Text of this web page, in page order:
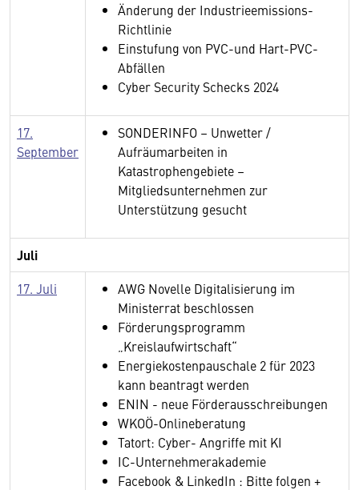
Änderung der Industrieemissions-
Richtlinie
Einstufung von PVC-und Hart-PVC-
Abfällen
Cyber Security Schecks 2024
17.
September
SONDERINFO – Unwetter /
Aufräumarbeiten in
Katastrophengebiete –
Mitgliedsunternehmen zur
Unterstützung gesucht
Juli
17. Juli
AWG Novelle Digitalisierung im
Ministerrat beschlossen
Förderungsprogramm
„Kreislaufwirtschaft“
Energiekostenpauschale 2 für 2023
kann beantragt werden
ENIN - neue Förderausschreibungen
WKOÖ-Onlineberatung
Tatort: Cyber- Angriffe mit KI
IC-Unternehmerakademie
Facebook & LinkedIn : Bitte folgen +